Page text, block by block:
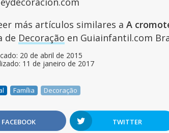
más artículos similares aA
de Decoração en Guiainfantil.com
20 de abril de 2015
11 de janeiro de 2017
Família Decoração
FACEBOOK TWITTER